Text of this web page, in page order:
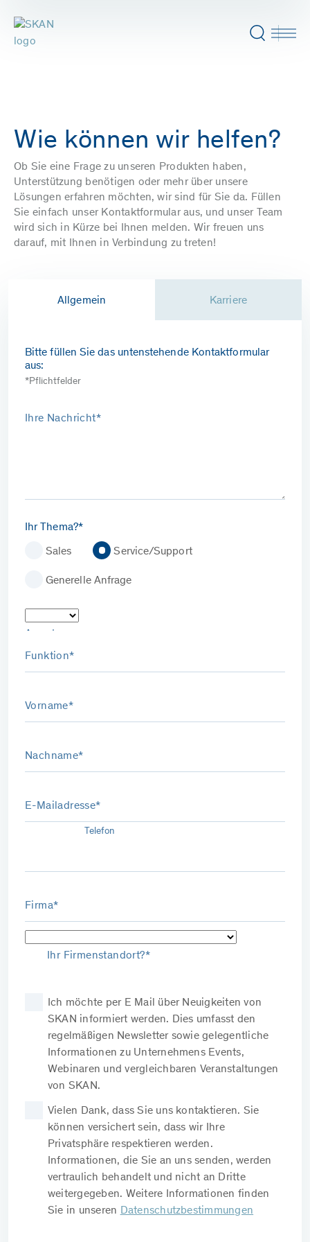
Wie können wir helfen?
Ob Sie eine Frage zu unseren Produkten haben,
Unterstützung benötigen oder mehr über unsere
Lösungen erfahren möchten, wir sind für Sie da. Füllen
Sie einfach unser Kontaktformular aus, und unser Team
wird sich in Kürze bei Ihnen melden. Wir freuen uns
darauf, mit Ihnen in Verbindung zu treten!
Allgemein Karriere
Bitte füllen Sie das untenstehende Kontaktformular
aus:
*Pflichtfelder
Ihre Nachricht*
Ihr Thema?*
Sales Service/Support
Generelle Anfrage
Anrede
Funktion*
Vorname*
Nachname*
E-Mailadresse*
Telefon
Firma*
Ihr Firmenstandort?*
Ich möchte per E Mail über Neuigkeiten von
SKAN informiert werden. Dies umfasst den
regelmäßigen Newsletter sowie gelegentliche
Informationen zu Unternehmens Events,
Webinaren und vergleichbaren Veranstaltungen
von SKAN.
Vielen Dank, dass Sie uns kontaktieren. Sie
können versichert sein, dass wir Ihre
Privatsphäre respektieren werden.
Informationen, die Sie an uns senden, werden
vertraulich behandelt und nicht an Dritte
weitergegeben. Weitere Informationen finden
Sie in unseren Datenschutzbestimmungen